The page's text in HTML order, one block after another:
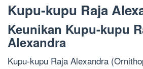
Kupu-kupu Raja
Keunikan Kupu-kupu
Alexandra
Kupu-kupu Raja Alexandra